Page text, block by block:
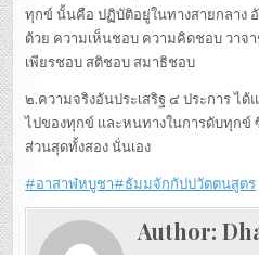
ทุกข์ นั้นคือ ปฏิบัติอยู่ในทางสายกลาง
ด้วย ความเห็นชอบ ความคิดชอบ วาจ
เพียรชอบ สติชอบ สมาธิชอบ
๒.ความจริงอันประเสริฐ ๔ ประการ ไ
ไปของทุกข์ และหนทางในการดับทุกข์
ส่วนสุดทั้งสอง นั่นเอง
#อาสาฬหบูชา#ธัมมจักกัปปวัตตนสูตร
Author: